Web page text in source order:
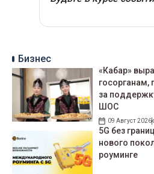
Бизнес
«Кабар»
госорганам,
за
ШОС
09 Август 2026
5G без
нового
роуминге